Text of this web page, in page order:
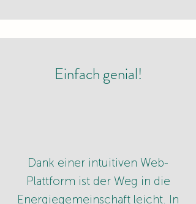
Einfach genial!
Dank einer intuitiven Web-
Plattform ist der Weg in die
Energiegemeinschaft leicht. In